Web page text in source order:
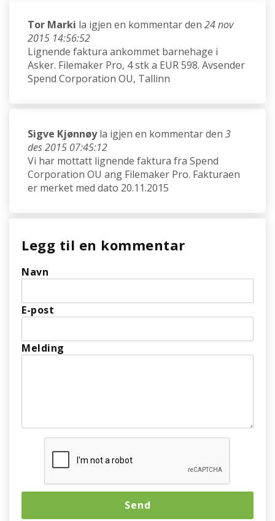
Tor Marki la igjen en kommentar den 24 nov
2015 14:56:52
Lignende faktura ankommet barnehage i
Asker. Filemaker Pro, 4 stk a EUR 598. Avsender
Spend Corporation OU, Tallinn
Sigve Kjønnøy la igjen en kommentar den 3
des 2015 07:45:12
Vi har mottatt lignende faktura fra Spend
Corporation OU ang Filemaker Pro. Fakturaen
er merket med dato 20.11.2015
Legg til en kommentar
Navn
E-post
Melding